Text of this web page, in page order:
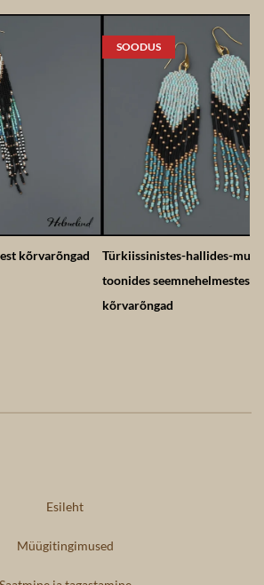
kõrvarõngad
SOODUS
Türkiissinistes-hallides-
toonides seemnehelmestest
kõrvarõngad
Esileht
Müügitingimused